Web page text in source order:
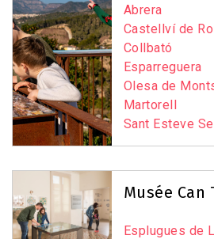
Abrera
Castellví de
Collbató
Esparreguera
Olesa de
Martorell
Sant Esteve
Musée Can
Esplugues de